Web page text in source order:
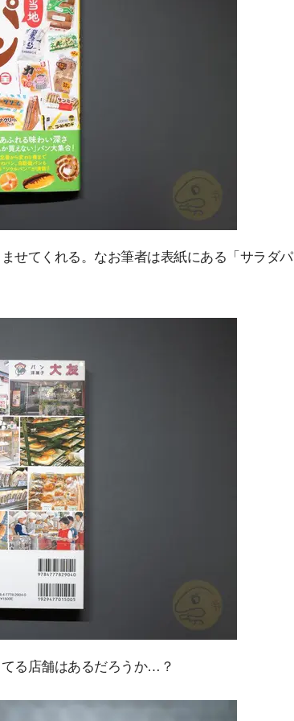
せてくれる。なお筆者は表紙にある「サラダパ
る店舗はあるだろうか…？